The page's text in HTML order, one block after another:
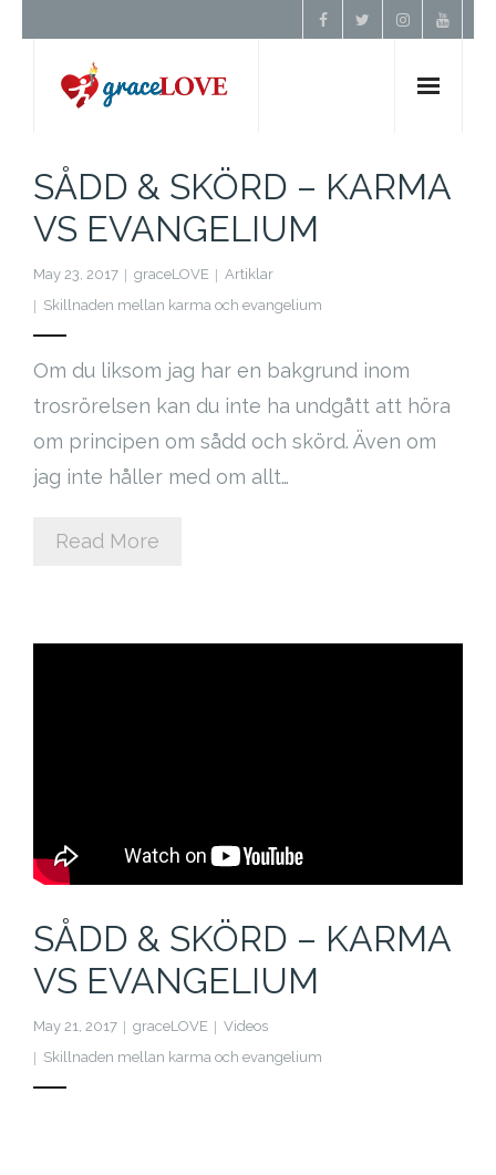
Hem
Om Oss
Undervisning
Kontakt
Donera
Cart (
SÅDD & SKÖRD – KARMA
VS EVANGELIUM
May 23, 2017 graceLOVE
Artiklar
Skillnaden mellan karma och evangelium
Om du liksom jag har en bakgrund inom
trosrörelsen kan du inte ha undgått att höra
om principen om sådd och skörd. Även om
jag inte håller med om allt…
Read More
SÅDD & SKÖRD – KARMA
VS EVANGELIUM
May 21, 2017 graceLOVE
Videos
Skillnaden mellan karma och evangelium